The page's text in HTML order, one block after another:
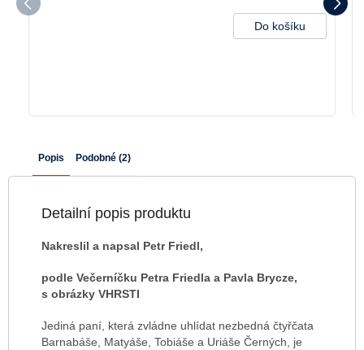
Do košíku
Popis Podobné (2)
Detailní popis produktu
Nakreslil a napsal Petr Friedl,
podle Večerníčku Petra Friedla a Pavla Brycze,
s obrázky VHRSTI
Jediná paní, která zvládne uhlídat nezbedná čtyřčata
Barnabáše, Matyáše, Tobiáše a Uriáše Černých, je